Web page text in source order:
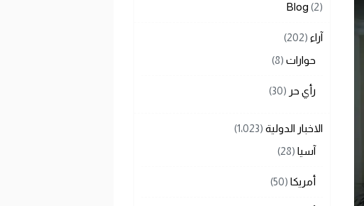
Blog (2)
آراء (202)
حوارات (8)
رأي حر (30)
الاخبار الدولية (1٬023)
آسيا (28)
أمريكا (50)